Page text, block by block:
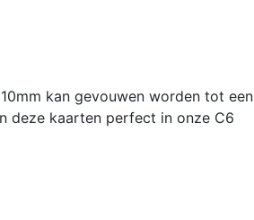
kan gevouwen worden tot een
deze kaarten perfect in onze C6